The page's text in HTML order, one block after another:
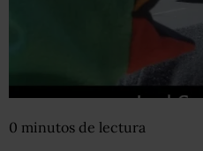
0 minutos de lectura